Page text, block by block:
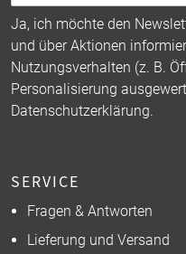
Ja, ich möchte den
und über Aktionen
Nutzungsverhalten (z. B.
Personalisierung
Datenschutzerklärung.
SERVICE
Fragen & Antworten
Lieferung und Versand